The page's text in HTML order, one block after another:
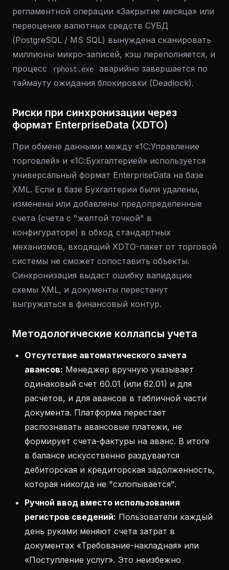
регламентной операции «Закрытие месяца» или
переоценке валютных средств СУБД
(PostgreSQL / MS SQL) вынуждена сканировать
миллионы микро-записей, кэш переполняется, и
процесс
rphost.exe
аварийно завершается по
таймауту ожидания блокировки (Deadlock).
Риски при синхронизации через
формат EnterpriseData (XDTO)
При обмене данными между «1С:Управление
торговлей» и «1С:Бухгалтерией» используется
универсальный формат EnterpriseData на базе
XML. Если в базе Бухгалтерии были удалены,
изменены или добавлены предопределенные
счета (счета с "желтой точкой" в
конфигураторе) в обход стандартных
механизмов, входящий XDTO-пакет от торговой
системы не сможет сопоставить объекты.
Синхронизация выдаст ошибку валидации
схемы XML, и документы перестанут
выгружаться в финансовый контур.
Методологические коллапсы учета
Отсутствие автоматического зачета
авансов: Менеджер вручную указывает
одинаковый счет 60.01 (или 62.01) и для
расчетов, и для авансов в табличной части
документа. Платформа перестает
распознавать авансовые платежи, не
формирует счета-фактуры на аванс. В итоге
в балансе искусственно раздувается
дебиторская и кредиторская задолженность,
которая никогда не "схлопывается".
Ручной ввод вместо использования
регистров сведений: Пользователи каждый
день руками меняют счета затрат в
документах «Требование-накладная» или
«Поступление услуг». Это неизбежно